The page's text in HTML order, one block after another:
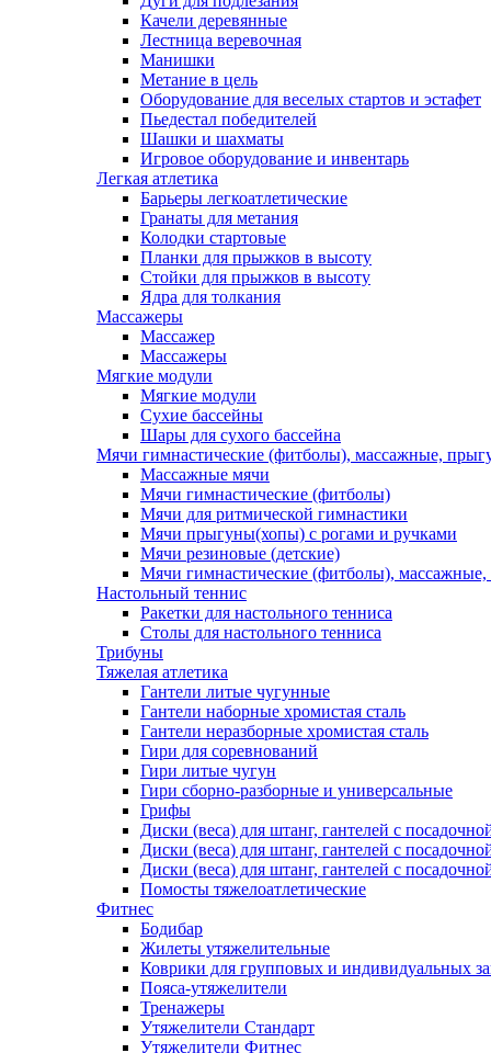
Качели деревянные
Лестница веревочная
Манишки
Метание в цель
Оборудование для веселых стартов и эстафет
Пьедестал победителей
Шашки и шахматы
Игровое оборудование и инвентарь
Легкая атлетика
Барьеры легкоатлетические
Гранаты для метания
Колодки стартовые
Планки для прыжков в высоту
Стойки для прыжков в высоту
Ядра для толкания
Массажеры
Массажер
Массажеры
Мягкие модули
Мягкие модули
Сухие бассейны
Шары для сухого бассейна
Мячи гимнастические (фитболы), массажные,
Массажные мячи
Мячи гимнастические (фитболы)
Мячи для ритмической гимнастики
Мячи прыгуны(хопы) с рогами и ручками
Мячи резиновые (детские)
Мячи гимнастические (фитболы),
Настольный теннис
Ракетки для настольного тенниса
Столы для настольного тенниса
Трибуны
Тяжелая атлетика
Гантели литые чугунные
Гантели наборные хромистая сталь
Гантели неразборные хромистая сталь
Гири для соревнований
Гири литые чугун
Гири сборно-разборные и универсальные
Грифы
Диски (веса) для штанг, гантелей с
Диски (веса) для штанг, гантелей с
Диски (веса) для штанг, гантелей с
Помосты тяжелоатлетические
Фитнес
Бодибар
Жилеты утяжелительные
Коврики для групповых и индивидуальных
Пояса-утяжелители
Тренажеры
Утяжелители Стандарт
Утяжелители Фитнес